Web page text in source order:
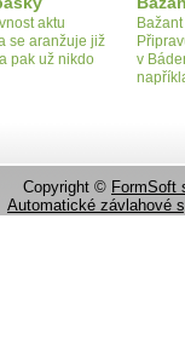
aktu
se aranžuje již
pak už nikdo
v
Copyright © FormSoft
Automatické závlahové